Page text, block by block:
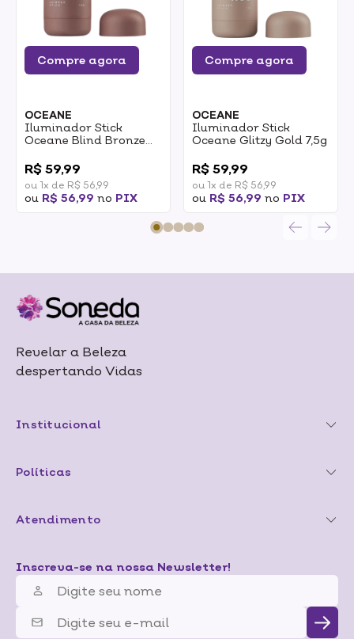
Compre agora
OCEANE
Iluminador Stick
Oceane Blind Bronze
R$ 59,99
ou 1x de R$ 56,99
ou R$ 56,99 no PIX
Compre agora
OCEANE
Iluminador Stick
Oceane Glitzy Gold 7,5g
R$ 59,99
ou 1x de R$ 56,99
ou R$ 56,99 no PIX
Revelar a Beleza
despertando Vidas
Institucional
Políticas
Atendimento
Inscreva-se na nossa Newsletter!